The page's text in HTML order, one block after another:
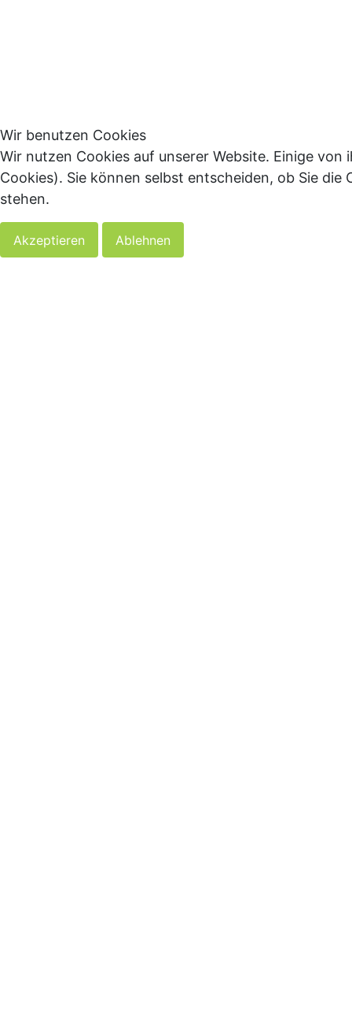
Wir benutzen Cookies
Wir nutzen Cookies auf unserer Website. Einige
Cookies). Sie können selbst entscheiden, ob Sie
stehen.
Akzeptieren Ablehnen